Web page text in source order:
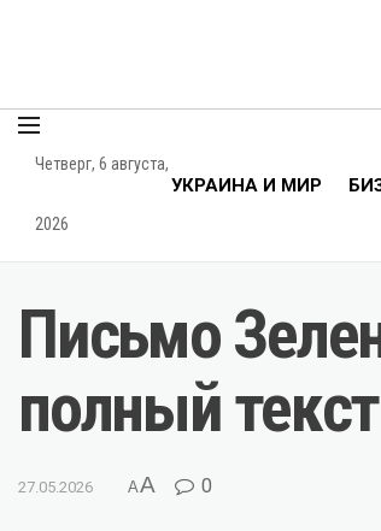
Четверг, 6 августа,
2026
УКРАИНА И МИР
Письмо
полный текст
27.05.2026 AA 0